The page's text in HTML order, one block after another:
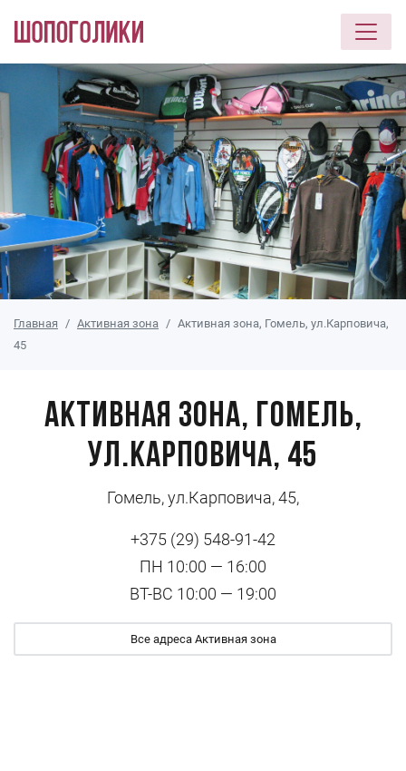
Перейти к основному содержанию
Главная Активная зона
Активная зона, Гомель, ул.Карповича,
45
Активная зона, Гомель,
ул.Карповича, 45
Гомель, ул.Карповича, 45,
+375 (29) 548-91-42
ПН 10:00 — 16:00
ВТ-ВС 10:00 — 19:00
Все адреса Активная зона